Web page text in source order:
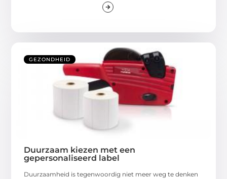
GEZONDHEID
Duurzaam kiezen met een
gepersonaliseerd label
Duurzaamheid is tegenwoordig niet meer weg te denken